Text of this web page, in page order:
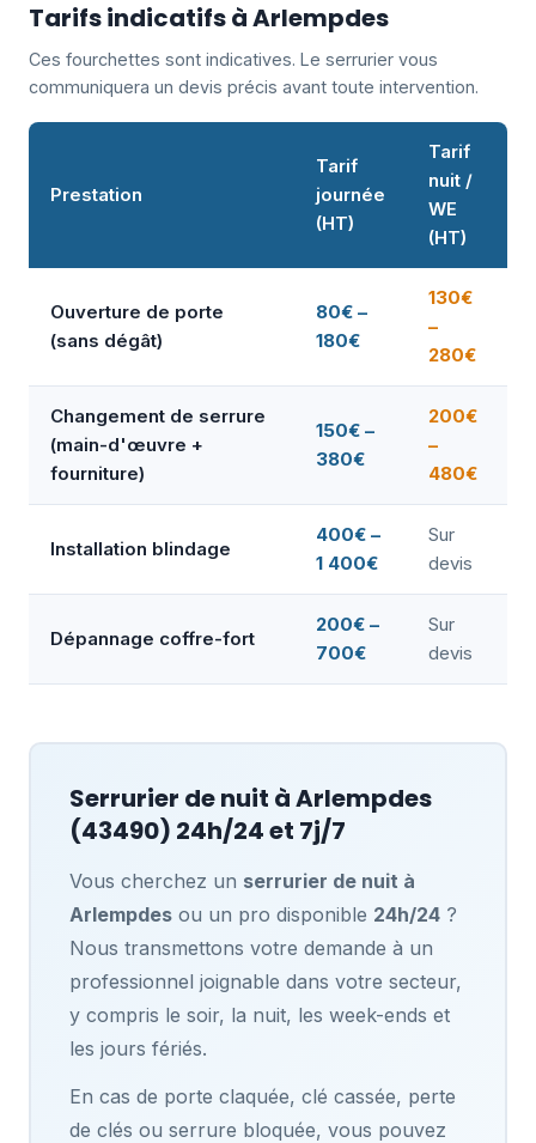
Tarifs indicatifs à Arlempdes
Ces fourchettes sont indicatives. Le serrurier vous
communiquera un devis précis avant toute intervention.
Prestation
Tarif
journée
(HT)
Tarif
nuit /
WE
(HT)
Ouverture de porte
(sans dégât)
80€ –
180€
130€
–
280€
Changement de serrure
(main-d'œuvre +
fourniture)
150€ –
380€
200€
–
480€
Installation blindage
400€ –
1 400€
Sur
devis
Dépannage coffre-fort
200€ –
700€
Sur
devis
Serrurier de nuit àArlempdes
(43490) 24h/24 et 7j/7
Vous cherchez un serrurier de nuit à
Arlempdesou un pro disponible 24h/24?
Nous transmettons votre demande à un
professionnel joignable dans votre secteur,
y compris le soir, la nuit, les week-ends et
les jours fériés.
En cas de porte claquée, clé cassée, perte
de clés ou serrure bloquée, vous pouvez